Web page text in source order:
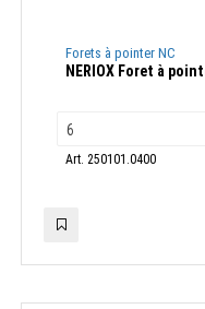
Forets à pointer NC
NERIOX Foret à
Art. 250101.0400